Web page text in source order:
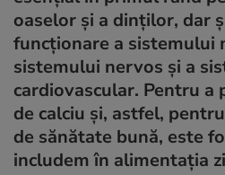
oaselor și a dinților, dar
funcționare a sistemului
sistemului nervos și a
cardiovascular. Pentru a
de calciu și, astfel,
de sănătate bună, este
includem în alimentația